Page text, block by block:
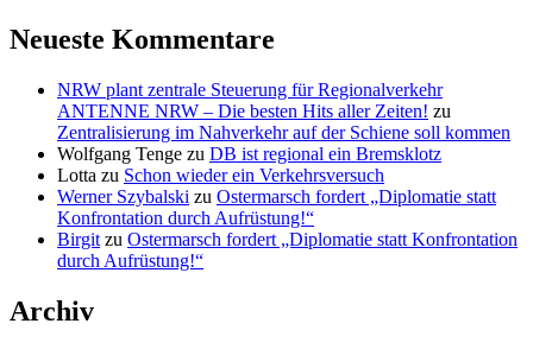
Neueste Kommentare
NRW plant zentrale Steuerung für Regionalverkehr
ANTENNE NRW – Die besten Hits aller Zeiten! zu
Zentralisierung im Nahverkehr auf der Schiene soll kommen
Wolfgang Tenge zu DB ist regional ein Bremsklotz
Lotta zu Schon wieder ein Verkehrsversuch
Werner Szybalski zu Ostermarsch fordert „Diplomatie statt
Konfrontation durch Aufrüstung!“
Birgit zu Ostermarsch fordert „Diplomatie statt Konfrontation
durch Aufrüstung!“
Archiv